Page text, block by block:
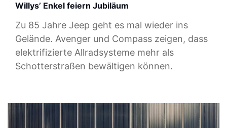
Willys’ Enkel feiern Jubiläum
Zu 85 Jahre Jeep geht es mal wieder ins
Gelände. Avenger und Compass zeigen, dass
elektrifizierte Allradsysteme mehr als
Schotterstraßen bewältigen können.